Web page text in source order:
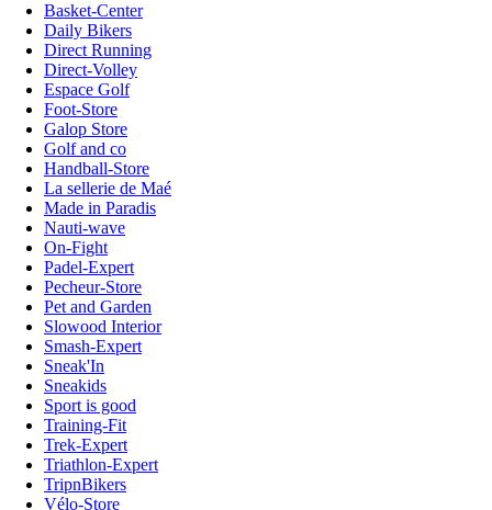
Basket-Center
Daily Bikers
Direct Running
Direct-Volley
Espace Golf
Foot-Store
Galop Store
Golf and co
Handball-Store
La sellerie de Maé
Made in Paradis
Nauti-wave
On-Fight
Padel-Expert
Pecheur-Store
Pet and Garden
Slowood Interior
Smash-Expert
Sneak'In
Sneakids
Sport is good
Training-Fit
Trek-Expert
Triathlon-Expert
TripnBikers
Vélo-Store